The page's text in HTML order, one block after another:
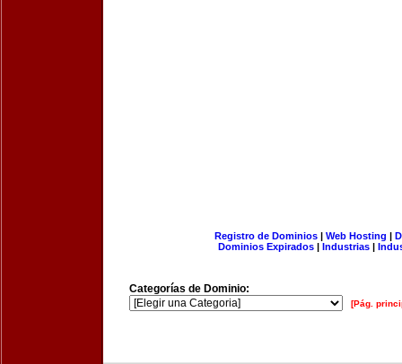
Registro de Dominios| Web Hosting |
Dominios Expirados | Industrias |
Categorías de Dominio:
[Pág.